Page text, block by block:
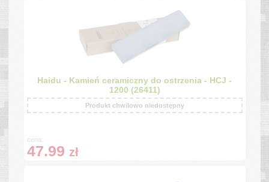
Haidu - Kamień ceramiczny do ostrzenia - HCJ -
1200 (26411)
Produkt chwilowo niedostępny
cena:
47.99 zł